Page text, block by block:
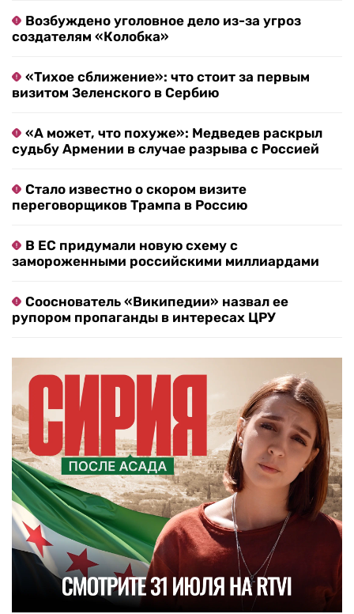
Возбуждено уголовное дело из-за угроз
создателям «Колобка»
«Тихое сближение»: что стоит за первым
визитом Зеленского в Сербию
«А может, что похуже»: Медведев раскрыл
судьбу Армении в случае разрыва с Россией
Стало известно о скором визите
переговорщиков Трампа в Россию
В ЕС придумали новую схему с
замороженными российскими миллиардами
Сооснователь «Википедии» назвал ее
рупором пропаганды в интересах ЦРУ